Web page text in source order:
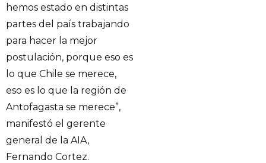
hemos estado en distintas
partes del país trabajando
para hacer la mejor
postulación, porque eso es
lo que Chile se merece,
eso es lo que la región de
Antofagasta se merece”,
manifestó el gerente
general de la AIA,
Fernando Cortez.